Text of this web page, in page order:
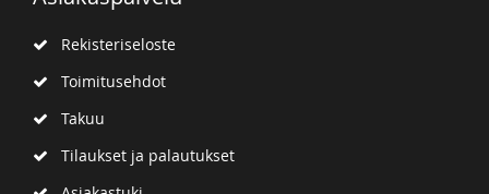
Rekisteriseloste
Toimitusehdot
Takuu
Tilaukset ja palautukset